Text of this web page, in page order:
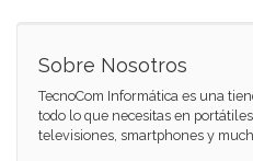
Sobre Nosotros
TecnoCom Informática es una
todo lo que necesitas en
televisiones, smartphones y